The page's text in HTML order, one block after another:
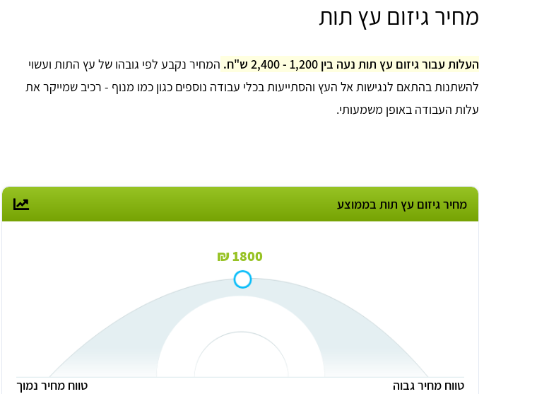
מחיר גיזום עץ תות
העלות עבור גיזום עץ תות נעה בין 1,200 - 2,400 ש"ח.
המחיר נקבע לפי גובהו של עץ התות ועשוי
להשתנות בהתאם לנגישות אל העץ והסתייעות בכלי עבודה נוספים כגון כמו מנוף - רכיב שמייקר את
עלות העבודה באופן משמעותי.
מחיר גיזום עץ תות בממוצע
1800 ₪
טווח מחיר גבוה טווח מחיר נמוך
נעזרתי באתר גיזום בישראל בשביל לגזום עץ דקל
בחצר שלי, אחלה אתר עם המון מידע שימוש.. תודה
Nahum Karni
אתר נוח וברורת תגובה מהירה לבקשה שלי